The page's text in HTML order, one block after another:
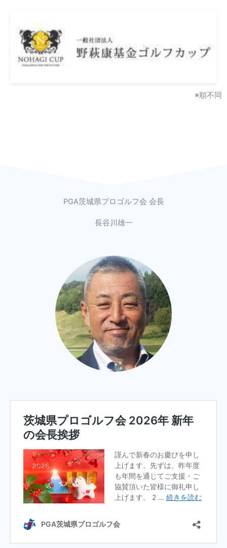
※順不同
PGA茨城県プロゴルフ会 会長
長谷川雄一